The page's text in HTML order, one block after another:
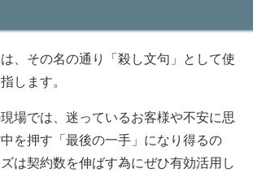
、その名の通り「殺し文句」として使
します。
場では、迷っているお客様や不安に思
を押す「最後の一手」になり得るの
は契約数を伸ばす為にぜひ有効活用し